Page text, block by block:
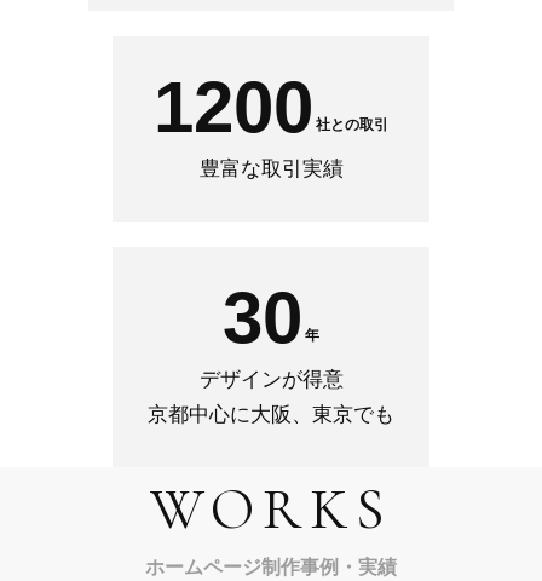
1200 社との取引
豊富な取引実績
30 年
デザインが得意
京都中心に大阪、東京でも
WORKS
ホームページ制作事例・実績